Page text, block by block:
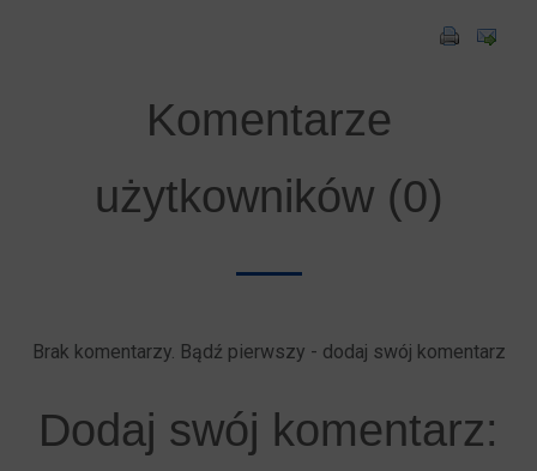
Komentarze
użytkowników (0)
Brak komentarzy. Bądź pierwszy - dodaj swój komentarz
Dodaj swój komentarz: